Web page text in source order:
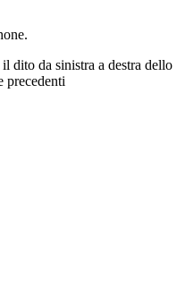
dito da sinistra a destra dello
precedenti